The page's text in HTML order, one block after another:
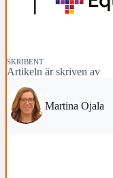
SKRIBENT
Artikeln är skriven av
Martina Ojala